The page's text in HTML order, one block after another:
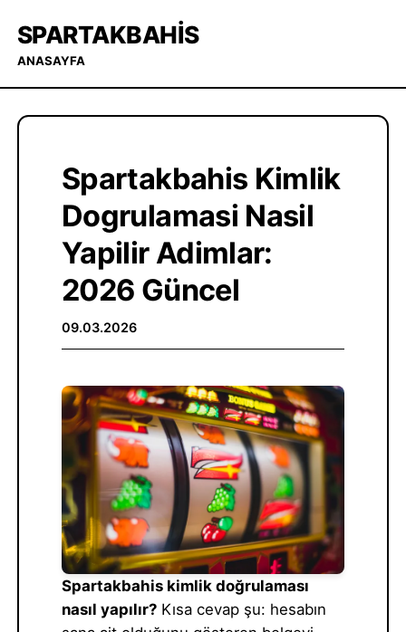
SPARTAKBAHIS
ANASAYFA
Spartakbahis Kimlik
Dogrulamasi Nasil
Yapilir Adimlar:
2026 Güncel
09.03.2026
Spartakbahis kimlik doğrulaması
nasıl yapılır? Kısa cevap şu: hesabın